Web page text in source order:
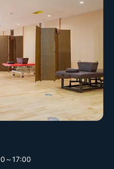
～17:00